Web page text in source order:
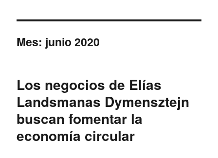
Mes: junio 2020
Los negocios de Elías
Landsmanas Dymensztejn
buscan fomentar la
economía circular